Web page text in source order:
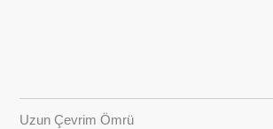
Uzun Çevrim Ömrü